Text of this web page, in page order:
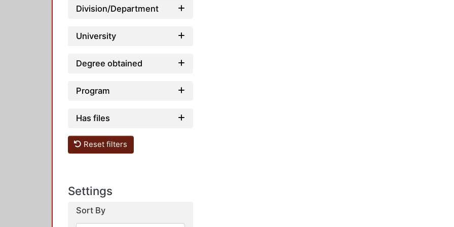
Division/Department
University
Degree obtained
Program
Has files
Reset filters
Settings
Sort By